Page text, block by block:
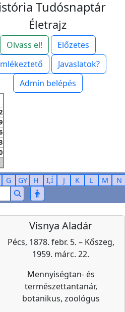
Tudósnaptár
Életrajz
Olvass el!
Előzetes
Javaslatok?
Admin belépés
G GY H I,Í J K L M
N
Visnya Aladár
Pécs, 1878. febr. 5. – Kőszeg,
1959. márc. 22.
Mennyiségtan- és
természettantanár,
botanikus, zoológus